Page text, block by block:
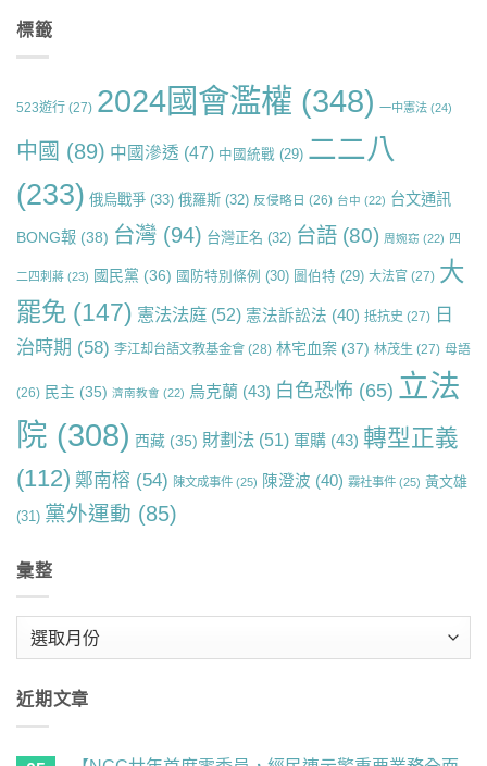
標籤
523遊行 (27) 2024國會濫權 (348) 一中憲法 (24)
中國 (89) 中國滲透 (47) 中國統戰 (29) 二二八
(233) 俄烏戰爭 (33) 俄羅斯 (32) 反侵略日 (26) 台中 (22) 台文通訊
BONG報 (38) 台灣 (94) 台灣正名 (32) 台語 (80) 周婉窈 (22) 四
二四刺蔣 (23) 國民黨 (36) 國防特別條例 (30) 圖伯特 (29) 大法官 (27) 大
罷免 (147) 憲法法庭 (52) 憲法訴訟法 (40) 抵抗史 (27) 日
治時期 (58) 李江却台語文教基金會 (28) 林宅血案 (37) 林茂生 (27) 母語
(26) 民主 (35) 濟南教會 (22) 烏克蘭 (43) 白色恐怖 (65) 立法
院 (308) 西藏 (35) 財劃法 (51) 軍購 (43) 轉型正義
(112) 鄭南榕 (54) 陳文成事件 (25) 陳澄波 (40) 霧社事件 (25) 黃文雄
(31) 黨外運動 (85)
彙整
近期文章